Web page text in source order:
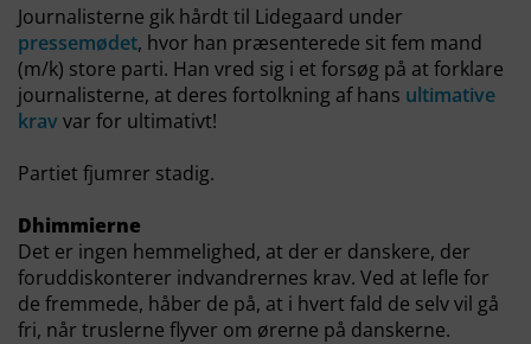
Journalisterne gik hårdt til Lidegaard under
pressemødet, hvor han præsenterede sit fem mand
(m/k) store parti. Han vred sig i et forsøg på at forklare
journalisterne, at deres fortolkning af hans ultimative
kravvar for ultimativt!
Partiet fjumrer stadig.
Dhimmierne
Det er ingen hemmelighed, at der er danskere, der
foruddiskonterer indvandrernes krav. Ved at lefle for
de fremmede, håber de på, at i hvert fald de selv vil gå
fri, når truslerne flyver om ørerne på danskerne.